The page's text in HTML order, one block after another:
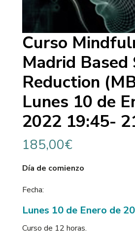
Curso
Madrid Based
Reduction
Lunes 10 de
2022 19:45-
185,00€
Día de comienzo
Fecha:
Lunes 10 de Enero de
Curso de 12 horas.